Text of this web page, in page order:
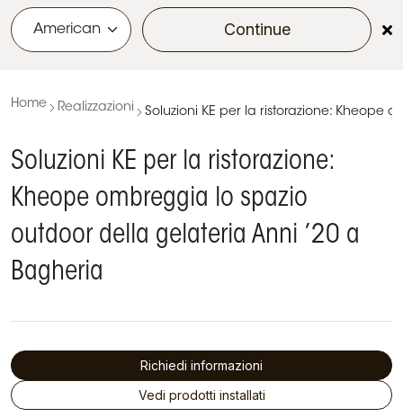
Continue
Home Realizzazioni Soluzioni KE per la ristorazione: Kheope
Soluzioni KE per la ristorazione:
Kheope ombreggia lo spazio
outdoor della gelateria Anni ’20 a
Bagheria
Richiedi informazioni
Vedi prodotti installati